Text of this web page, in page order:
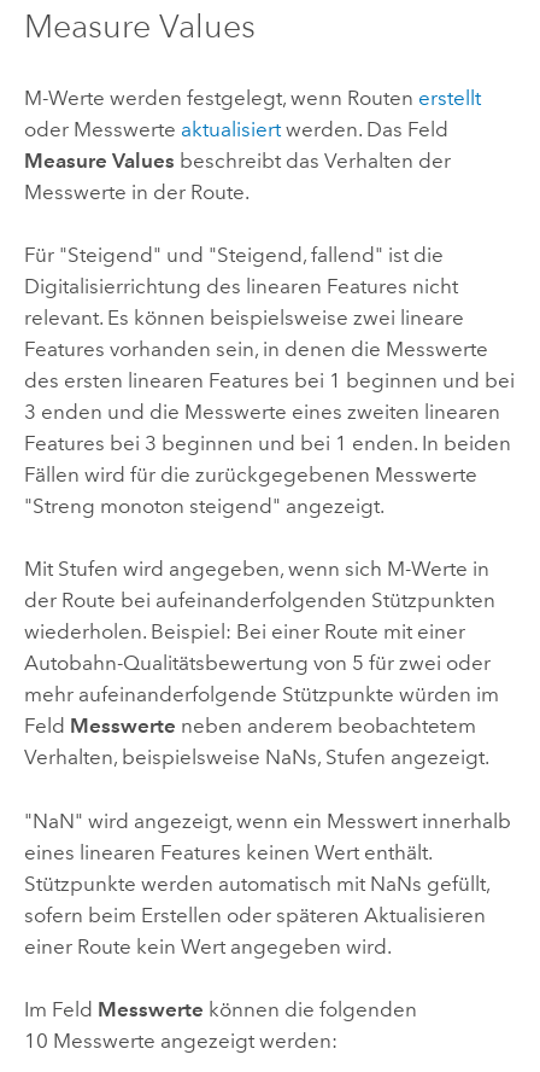
Measure Values
M-Werte werden festgelegt, wenn Routen erstellt
oder Messwerte aktualisiertwerden. Das Feld
Measure Values beschreibt das Verhalten der
Messwerte in der Route.
Für "Steigend" und "Steigend, fallend" ist die
Digitalisierrichtung des linearen Features nicht
relevant. Es können beispielsweise zwei lineare
Features vorhanden sein, in denen die Messwerte
des ersten linearen Features bei 1 beginnen und bei
3 enden und die Messwerte eines zweiten linearen
Features bei 3 beginnen und bei 1 enden. In beiden
Fällen wird für die zurückgegebenen Messwerte
"Streng monoton steigend" angezeigt.
Mit Stufen wird angegeben, wenn sich M-Werte in
der Route bei aufeinanderfolgenden Stützpunkten
wiederholen. Beispiel: Bei einer Route mit einer
Autobahn-Qualitätsbewertung von 5 für zwei oder
mehr aufeinanderfolgende Stützpunkte würden im
Feld Messwerte neben anderem beobachtetem
Verhalten, beispielsweise NaNs, Stufen angezeigt.
"NaN" wird angezeigt, wenn ein Messwert innerhalb
eines linearen Features keinen Wert enthält.
Stützpunkte werden automatisch mit NaNs gefüllt,
sofern beim Erstellen oder späteren Aktualisieren
einer Route kein Wert angegeben wird.
Im Feld Messwerte können die folgenden
10 Messwerte angezeigt werden: